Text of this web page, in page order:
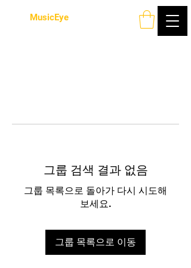
MusicEye
그룹 검색 결과 없음
그룹 목록으로 돌아가 다시 시도해
보세요.
그룹 목록으로 이동